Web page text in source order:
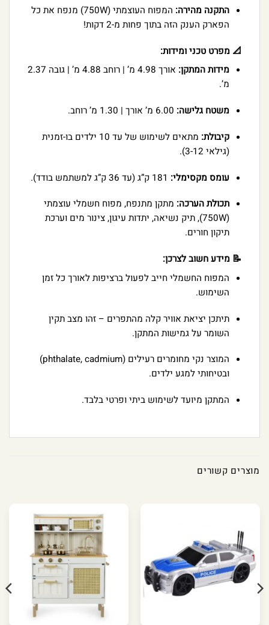
התקנה מהירה:
המפוח העוצמתי (750W) מנפח את כל
הפארק הענק הזה בתוך פחות מ-2 דקות!
📐 מפרט טכני ומידות:
מידות המתקן:
אורך 4.98 מ’ | רוחב 4.88 מ’ | גובה 2.37
מ’.
משטח גלישה:
קיבולת:
מתאים לשימוש של עד 10 ילדים בו-זמנית
(גילאי 3-12).
עומס מקסימלי:
תכולת הערכה: מתקן מתנפח, מפוח חשמלי עוצמתי
(750W), תיק נשיאה, יתדות עיגון, צינור מים וערכת
תיקון חורים.
📝 מידע חשוב לצרכן:
המפוח החשמלי חייב לפעול ברציפות לאורך כל זמן
השימוש.
תיתכן יציאת אוויר קלה מהתפרים – זהו מצב תקין
השומר על גמישות המתקן.
המוצר נקי מחומרים רעילים (phthalate, cadmium)
ובטיחותי למגע ילדים.
המתקן מיועד לשימוש ביתי ופרטי בלבד.
מוצרים קשורים